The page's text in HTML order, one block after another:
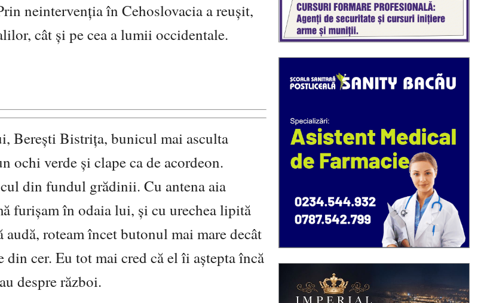
neintervenția în Cehoslovacia a reușit,
cât și pe cea a lumii occidentale.
Berești Bistrița, bunicul mai asculta
ochi verde și clape ca de acordeon.
din fundul grădinii. Cu antena aia
furișam în odaia lui, și cu urechea lipită
roteam încet butonul mai mare decât
cer. Eu tot mai cred că el îi aștepta încă
despre război.